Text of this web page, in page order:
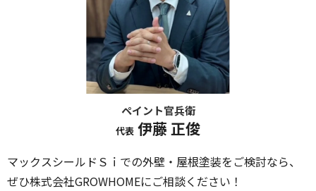
ペイント官兵衛
代表 伊藤 正俊
マックスシールドＳｉでの外壁・屋根塗装をご検討なら、
ぜひ株式会社GROWHOMEにご相談ください！